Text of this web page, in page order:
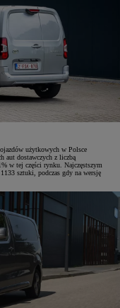
użytkowych w Polsce
aut dostawczych z liczbą
w tej części rynku. Najczęstszym
sztuki, podczas gdy na wersję